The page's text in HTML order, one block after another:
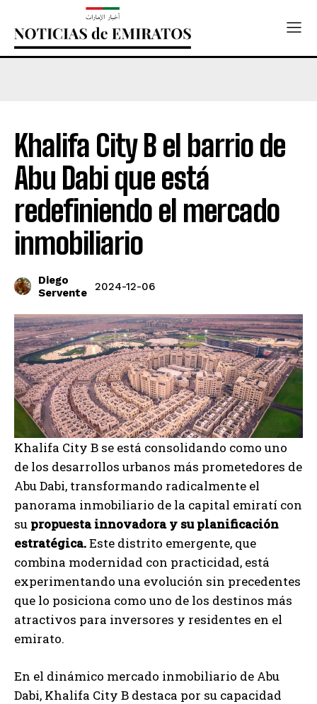
Khalifa City B el barrio de
Abu Dabi que está
redefiniendo el mercado
inmobiliario
Diego
Servente
2024-12-06
Khalifa City B se está consolidando como uno
de los desarrollos urbanos más prometedores de
Abu Dabi, transformando radicalmente el
panorama inmobiliario de la capital emiratí con
su propuesta innovadora y su planificación
estratégica.Este distrito emergente, que
combina modernidad con practicidad, está
experimentando una evolución sin precedentes
que lo posiciona como uno de los destinos más
atractivos para inversores y residentes en el
emirato.
En el dinámico mercado inmobiliario de Abu
Dabi, Khalifa City B destaca por su capacidad